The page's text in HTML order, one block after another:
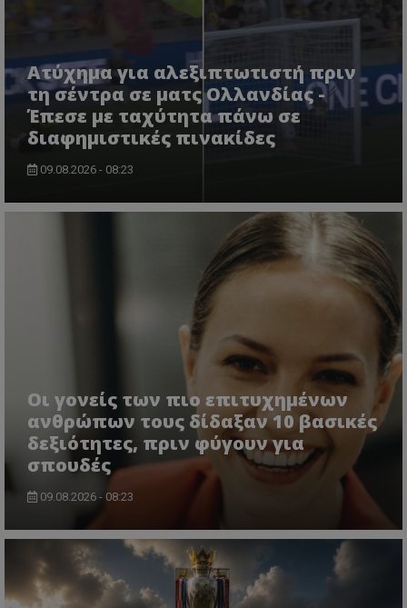
Ατύχημα για αλεξιπτωτιστή πριν
τη σέντρα σε ματς Ολλανδίας -
Έπεσε με ταχύτητα πάνω σε
διαφημιστικές πινακίδες
09.08.2026 - 08:23
Οι γονείς των πιο επιτυχημένων
ανθρώπων τους δίδαξαν 10 βασικές
δεξιότητες, πριν φύγουν για
σπουδές
09.08.2026 - 08:23